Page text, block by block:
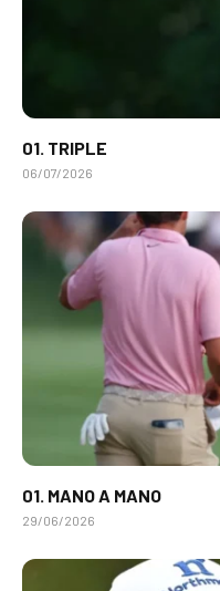
01. TRIPLE
06/07/2026
01. MANO A MANO
29/06/2026